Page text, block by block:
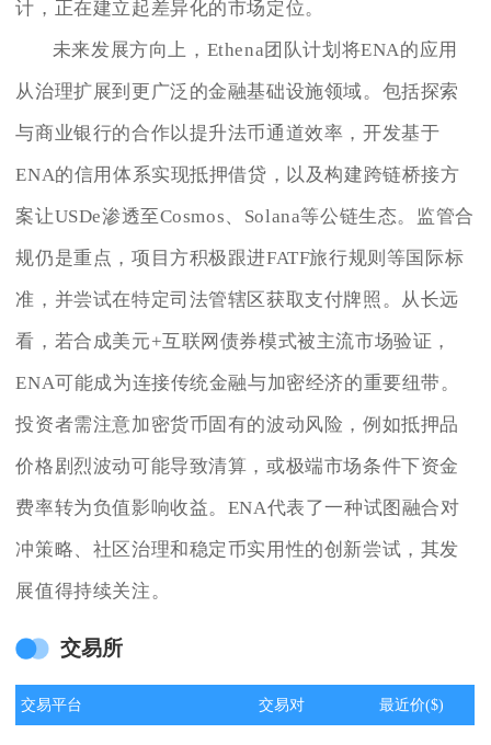
计，正在建立起差异化的市场定位。
未来发展方向上，Ethena团队计划将ENA的应用
从治理扩展到更广泛的金融基础设施领域。包括探索
与商业银行的合作以提升法币通道效率，开发基于
ENA的信用体系实现抵押借贷，以及构建跨链桥接方
案让USDe渗透至Cosmos、Solana等公链生态。监管合
规仍是重点，项目方积极跟进FATF旅行规则等国际标
准，并尝试在特定司法管辖区获取支付牌照。从长远
看，若合成美元+互联网债券模式被主流市场验证，
ENA可能成为连接传统金融与加密经济的重要纽带。
投资者需注意加密货币固有的波动风险，例如抵押品
价格剧烈波动可能导致清算，或极端市场条件下资金
费率转为负值影响收益。ENA代表了一种试图融合对
冲策略、社区治理和稳定币实用性的创新尝试，其发
展值得持续关注。
交易所
交易平台 交易对 最近价($)